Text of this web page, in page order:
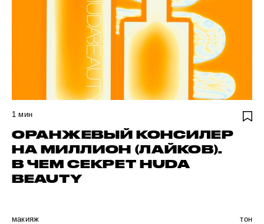
1 мин
ОРАНЖЕВЫЙ КОНСИЛЕР
НА МИЛЛИОН (ЛАЙКОВ).
В ЧЕМ СЕКРЕТ HUDA
BEAUTY
макияж тон